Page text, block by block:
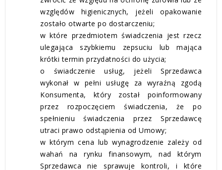
względów higienicznych, jeżeli opakowanie
zostało otwarte po dostarczeniu;
w które przedmiotem świadczenia jest rzecz
ulegająca szybkiemu zepsuciu lub mająca
krótki termin przydatności do użycia;
o świadczenie usług, jeżeli Sprzedawca
wykonał w pełni usługę za wyraźną zgodą
Konsumenta, który został poinformowany
przez rozpoczęciem świadczenia, że po
spełnieniu świadczenia przez Sprzedawcę
utraci prawo odstąpienia od Umowy;
w którym cena lub wynagrodzenie zależy od
wahań na rynku finansowym, nad którym
Sprzedawca nie sprawuje kontroli, i które